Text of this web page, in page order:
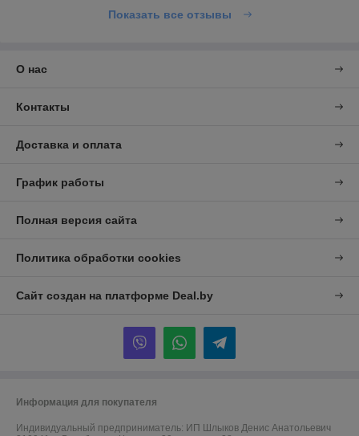
Показать все отзывы
О нас
Контакты
Доставка и оплата
График работы
Полная версия сайта
Политика обработки cookies
Сайт создан на платформе Deal.by
Информация для покупателя
Индивидуальный предприниматель: ИП Шлыков Денис Анатольевич